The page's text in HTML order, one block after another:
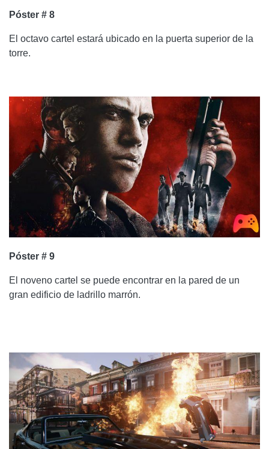
Póster # 8
El octavo cartel estará ubicado en la puerta superior de la
torre.
Póster # 9
El noveno cartel se puede encontrar en la pared de un
gran edificio de ladrillo marrón.